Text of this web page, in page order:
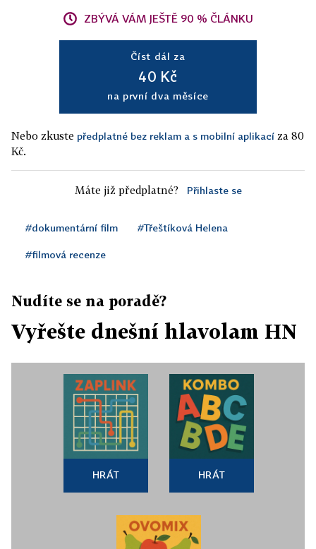
ZBÝVÁ VÁM JEŠTĚ 90 % ČLÁNKU
Číst dál za
40 Kč
na první dva měsíce
Nebo zkuste předplatné bez reklam a s mobilní aplikací za 80
Kč.
Máte již předplatné? Přihlaste se
#dokumentární film #Třeštíková Helena
#filmová recenze
Nudíte se na poradě?
Vyřešte dnešní hlavolam HN
HRÁT HRÁT